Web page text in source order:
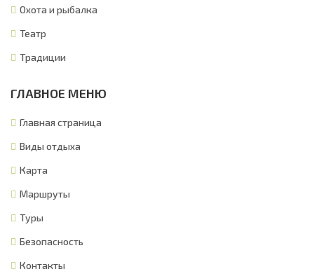
Охота и рыбалка
Театр
Традиции
ГЛАВНОЕ МЕНЮ
Главная страница
Виды отдыха
Карта
Маршруты
Туры
Безопасность
Контакты